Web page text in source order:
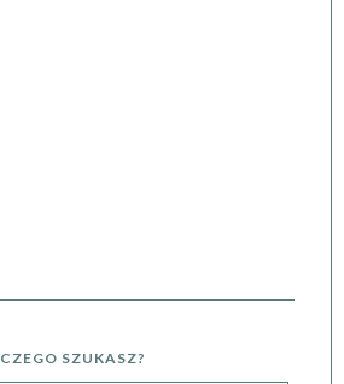
CZEGO SZUKASZ?